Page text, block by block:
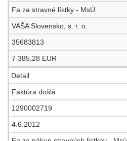
Fa za stravné lístky - MsÚ
VAŠA Slovensko, s. r. o.
35683813
7 385,28 EUR
Detail
Faktúra došlá
1290002719
4.6.2012